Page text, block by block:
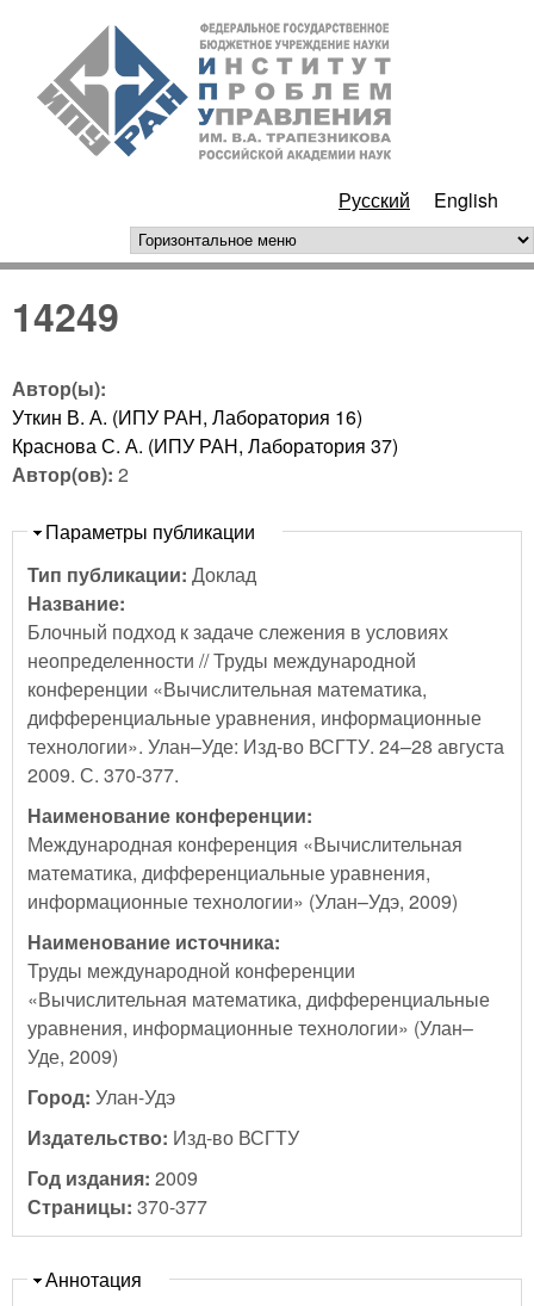
Перейти к основному
содержанию
РАН
Русский English
горизонтальное меню
14249
Автор(ы):
Уткин В. А. (ИПУ РАН, Лаборатория 16)
Краснова С. А. (ИПУ РАН, Лаборатория 37)
Автор(ов): 2
Скрыть
Параметры публикации
Тип публикации: Доклад
Название:
Блочный подход к задаче слежения в условиях
неопределенности // Труды международной
конференции «Вычислительная математика,
дифференциальные уравнения, информационные
технологии». Улан–Уде: Изд-во ВСГТУ. 24–28 августа
2009. С. 370-377.
Наименование конференции:
Международная конференция «Вычислительная
математика, дифференциальные уравнения,
информационные технологии» (Улан–Удэ, 2009)
Наименование источника:
Труды международной конференции
«Вычислительная математика, дифференциальные
уравнения, информационные технологии» (Улан–
Уде, 2009)
Город: Улан-Удэ
Издательство: Изд-во ВСГТУ
Год издания: 2009
Страницы: 370-377
Скрыть
Аннотация